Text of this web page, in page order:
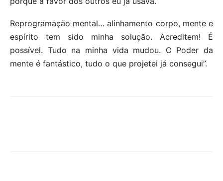
Reprogramação mental… alinhamento corpo, mente e
espírito tem sido minha solução. Acreditem! É
possível. Tudo na minha vida mudou. O Poder da
mente é fantástico, tudo o que projetei já consegui”.